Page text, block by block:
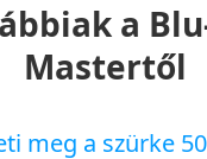
a
Mastertől
meg a szürke